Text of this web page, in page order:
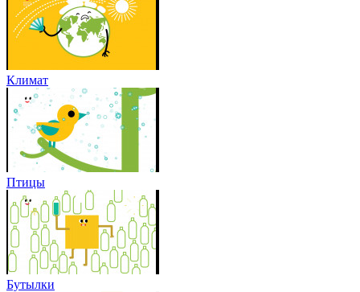
Климат
Птицы
Бутылки